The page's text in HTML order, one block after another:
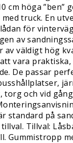
cm höga ”ben”
truck. En
för
av
av väldigt hög
vara praktiska,
De passar
torg och vid
standard på
Tillval:
Gummistropp